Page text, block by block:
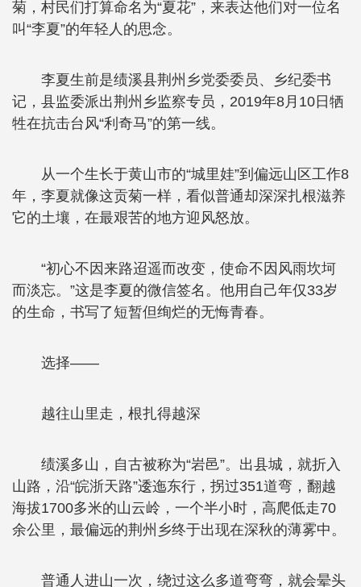
菊，村民们打算命名为“夏花”，来表达他们对一位名
叫“李夏”的年轻人的思念。
李夏生前是绩溪县荆州乡党委委员、乡纪委书
记，县监委派出荆州乡监察专员，2019年8月10日牺
牲在抗击台风“利奇马”的第一线。
从一个生长于黄山市的“城里娃”到偏远山区工作8
年，李夏就像这贡菊一样，看似普通却深深扎根滋养
它的土壤，在最艰苦的地方迎风怒放。
“初心不因来路迢遥而改变，使命不因风雨坎坷
而淡忘。”这是李夏的微信签名。他用自己年仅33岁
的生命，书写了短暂但绚烂的无悔青春。
选择——
越往山里走，根扎得越深
绩溪多山，自古被称为“岩邑”。出县城，就折入
山路，沿“皖浙天路”逶迤东行，拐过351道弯，翻越
海拔1700多米的山云岭，一个半小时，高爬低走70
余公里，最偏远的荆州乡终于出现在深秋的薄雾中。
普通人进山一次，绕过这么多道弯弯，就会晕头